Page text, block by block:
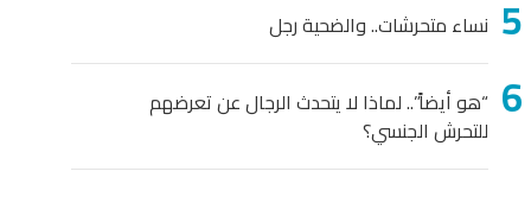
نساء متحرشات.. والضحية رجل
“هو أيضاً”.. لماذا لا يتحدث الرجال عن تعرضهم
للتحرش الجنسي؟